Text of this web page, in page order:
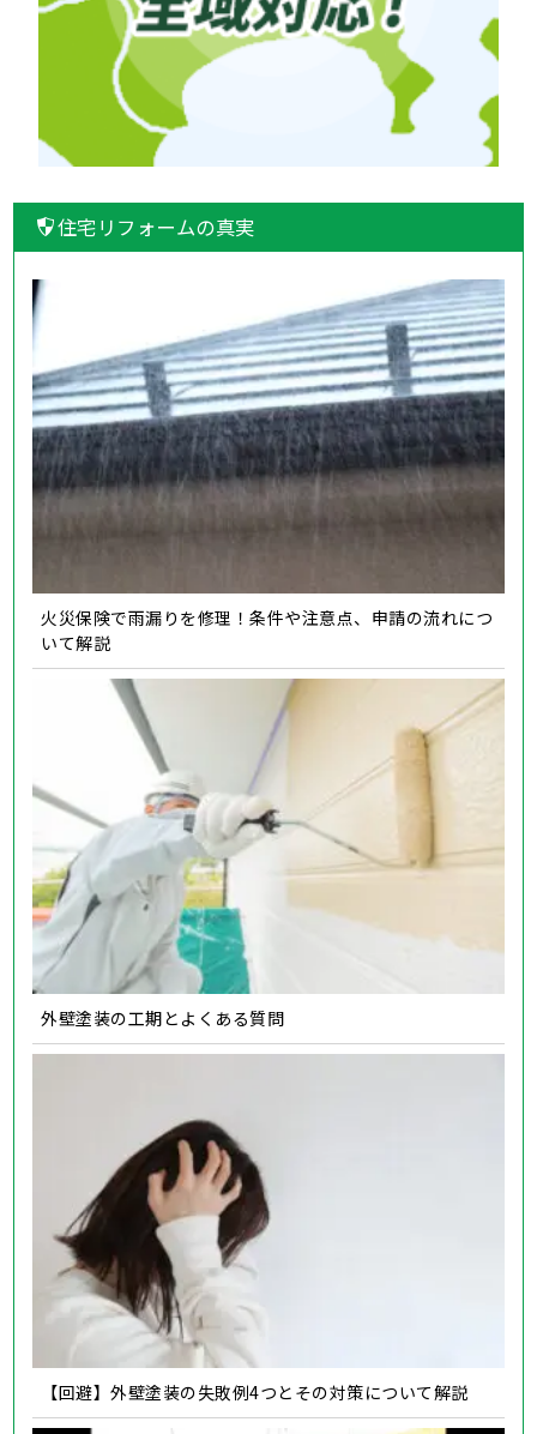
住宅リフォームの真実
火災保険で雨漏りを修理！条件や注意点、申請の流れにつ
いて解説
外壁塗装の工期とよくある質問
【回避】外壁塗装の失敗例4つとその対策について解説